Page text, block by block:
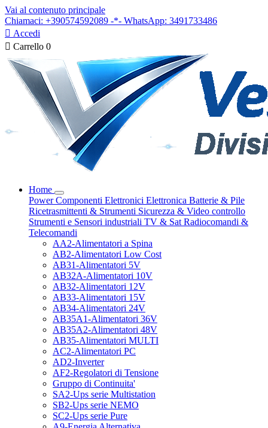
Vai al contenuto principale
Chiamaci: +390574592089 -*- WhatsApp: 3491733486
 Accedi
 Carrello 0
Home
PowerComponenti Elettronici Elettronica Batterie & Pile
Ricetrasmittenti & Strumenti Sicurezza & Video controllo
Strumenti e Sensori industriali TV & Sat Radiocomandi &
Telecomandi
AA2-Alimentatori a Spina
AB2-Alimentatori Low Cost
AB31-Alimentatori 5V
AB32A-Alimentatori 10V
AB32-Alimentatori 12V
AB33-Alimentatori 15V
AB34-Alimentatori 24V
AB35A1-Alimentatori 36V
AB35A2-Alimentatori 48V
AB35-Alimentatori MULTI
AC2-Alimentatori PC
AD2-Inverter
AF2-Regolatori di Tensione
Gruppo di Continuita'
SA2-Ups serie Multistation
SB2-Ups serie NEMO
SC2-Ups serie Pure